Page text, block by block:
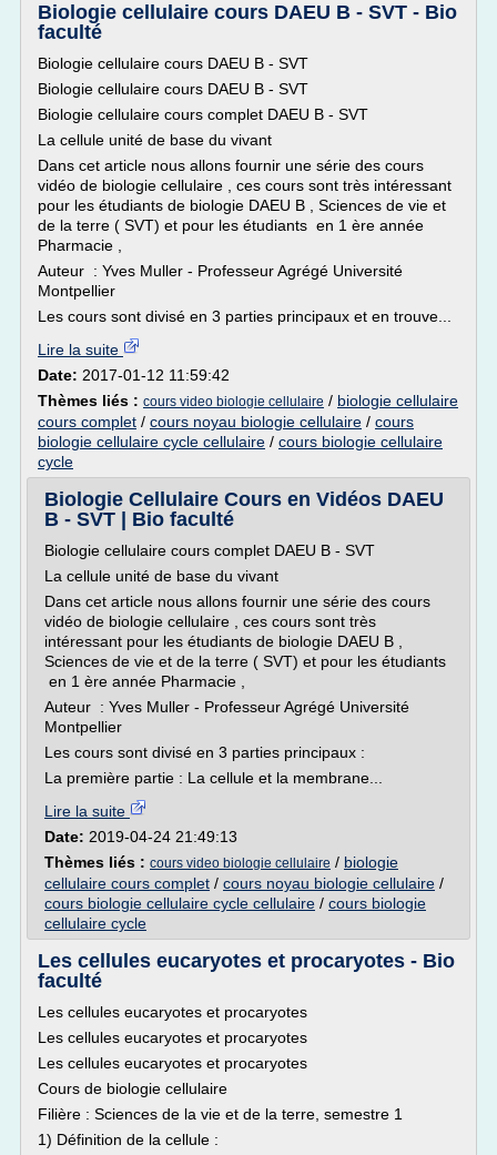
Biologie cellulaire cours DAEU B - SVT - Bio
faculté
Biologie cellulaire cours DAEU B - SVT
Biologie cellulaire cours DAEU B - SVT
Biologie cellulaire cours complet DAEU B - SVT
La cellule unité de base du vivant
Dans cet article nous allons fournir une série des cours
vidéo de biologie cellulaire , ces cours sont très intéressant
pour les étudiants de biologie DAEU B , Sciences de vie et
de la terre ( SVT) et pour les étudiants en 1 ère année
Pharmacie ,
Auteur : Yves Muller - Professeur Agrégé Université
Montpellier
Les cours sont divisé en 3 parties principaux et en trouve...
Lire la suite
Date: 2017-01-12 11:59:42
Thèmes liés : cours video biologie cellulaire / biologie cellulaire
cours complet / cours noyau biologie cellulaire / cours
biologie cellulaire cycle cellulaire / cours biologie cellulaire
cycle
Biologie Cellulaire Cours en Vidéos DAEU
B - SVT | Bio faculté
Biologie cellulaire cours complet DAEU B - SVT
La cellule unité de base du vivant
Dans cet article nous allons fournir une série des cours
vidéo de biologie cellulaire , ces cours sont très
intéressant pour les étudiants de biologie DAEU B ,
Sciences de vie et de la terre ( SVT) et pour les étudiants
en 1 ère année Pharmacie ,
Auteur : Yves Muller - Professeur Agrégé Université
Montpellier
Les cours sont divisé en 3 parties principaux :
La première partie : La cellule et la membrane...
Lire la suite
Date: 2019-04-24 21:49:13
Thèmes liés : cours video biologie cellulaire / biologie
cellulaire cours complet / cours noyau biologie cellulaire /
cours biologie cellulaire cycle cellulaire / cours biologie
cellulaire cycle
Les cellules eucaryotes et procaryotes - Bio
faculté
Les cellules eucaryotes et procaryotes
Les cellules eucaryotes et procaryotes
Les cellules eucaryotes et procaryotes
Cours de biologie cellulaire
Filière : Sciences de la vie et de la terre, semestre 1
1) Définition de la cellule :